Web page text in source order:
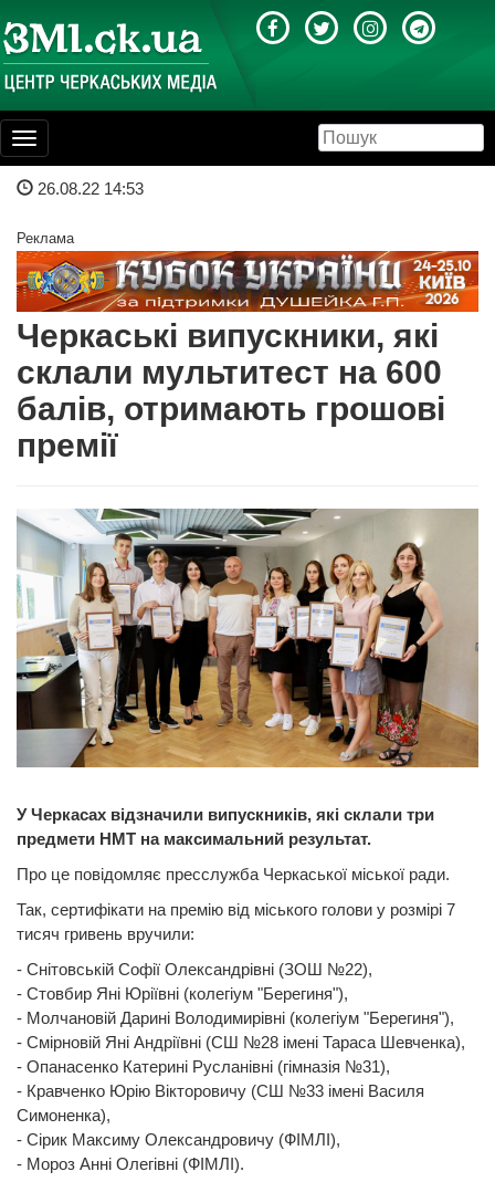
Toggle
navigation
26.08.22 14:53
Реклама
Черкаські випускники, які
склали мультитест на 600
балів, отримають грошові
премії
У Черкасах відзначили випускників, які склали три
предмети НМТ на максимальний результат.
Про це повідомляє пресслужба Черкаської міської ради.
Так, сертифікати на премію від міського голови у розмірі 7
тисяч гривень вручили:
- Снітовській Софії Олександрівні (ЗОШ №22),
- Стовбир Яні Юріївні (колегіум "Берегиня"),
- Молчановій Дарині Володимирівні (колегіум "Берегиня"),
- Смірновій Яні Андріївні (СШ №28 імені Тараса Шевченка),
- Опанасенко Катерині Русланівні (гімназія №31),
- Кравченко Юрію Вікторовичу (СШ №33 імені Василя
Симоненка),
- Сірик Максиму Олександровичу (ФІМЛІ),
- Мороз Анні Олегівні (ФІМЛІ).